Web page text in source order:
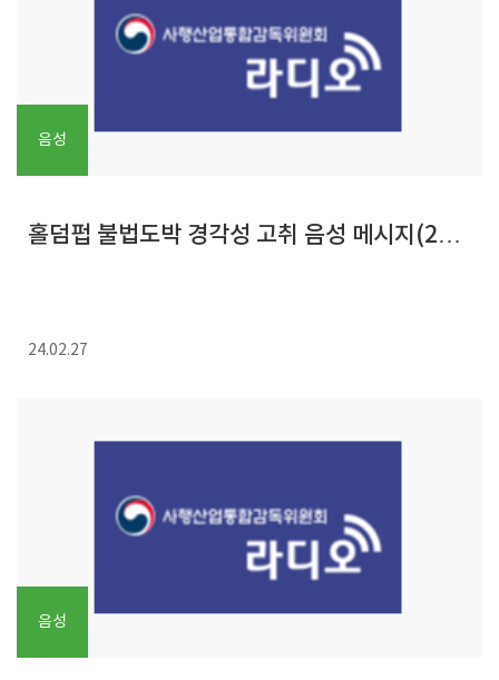
음성
홀덤펍 불법도박 경각성 고취 음성 메시지(20
24.02.27
음성